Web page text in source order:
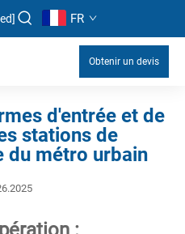
FR
Obtenir un devis
d'entrée et de
stations de
du métro urbain